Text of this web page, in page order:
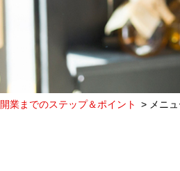
開業までのステップ＆ポイント メニ